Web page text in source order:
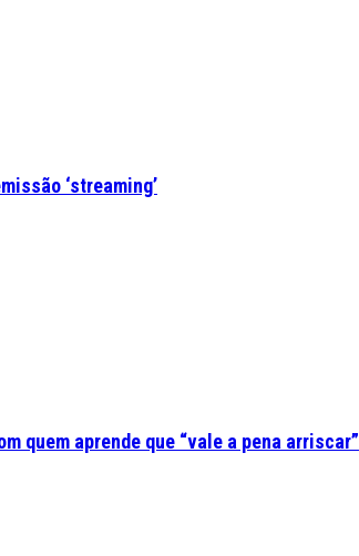
‘streaming’
quem aprende que “vale a pena arriscar”